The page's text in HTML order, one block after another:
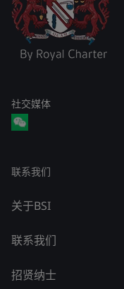
社交媒体
联系我们
关于BSI
联系我们
招贤纳士